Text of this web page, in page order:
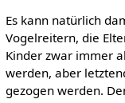
Es kann natürlich
Vogelreitern, die
Kinder zwar immer
werden, aber
gezogen werden.